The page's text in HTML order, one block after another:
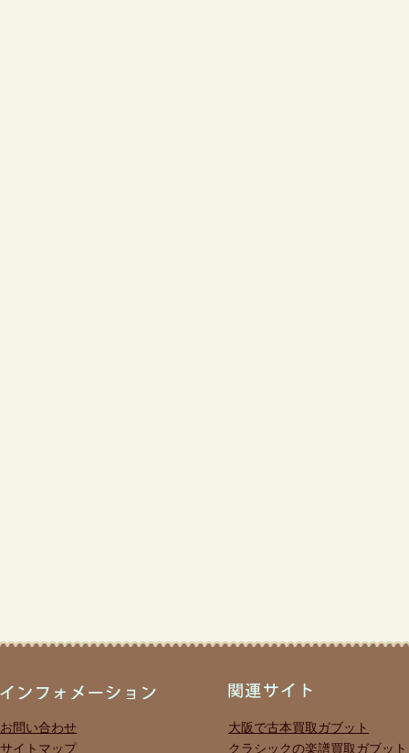
お問い合わせ
サイトマップ
大阪で古本買取ガブット
クラシックの楽譜買取ガブット